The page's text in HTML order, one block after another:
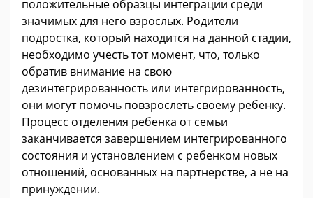
положительные образцы интеграции среди
значимых для него взрослых. Родители
подростка, который находится на данной стадии,
необходимо учесть тот момент, что, только
обратив внимание на свою
дезинтегрированность или интегрированность,
они могут помочь повзрослеть своему ребенку.
Процесс отделения ребенка от семьи
заканчивается завершением интегрированного
состояния и установлением с ребенком новых
отношений, основанных на партнерстве, а не на
принуждении.